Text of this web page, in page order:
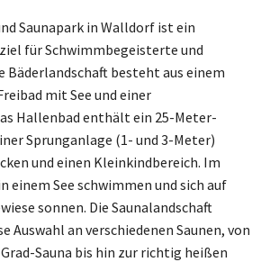
Saunapark in Walldorf ist ein
für Schwimmbegeisterte und
Bäderlandschaft besteht aus einem
mit See und einer
Hallenbad enthält ein 25-Meter-
Sprunganlage (1- und 3-Meter)
und einen Kleinkindbereich. Im
einem See schwimmen und sich auf
sonnen. Die Saunalandschaft
Auswahl an verschiedenen Saunen, von
Sauna bis hin zur richtig heißen